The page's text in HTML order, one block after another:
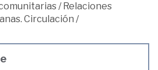
/ Relaciones
Circulación /